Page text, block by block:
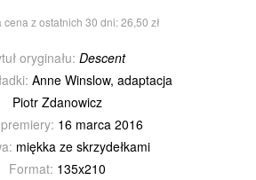
cena z ostatnich 30 dni: 26,50 zł
oryginału: Descent
Anne Winslow, adaptacja
Piotr Zdanowicz
16 marca 2016
miękka ze skrzydełkami
Format: 135x210